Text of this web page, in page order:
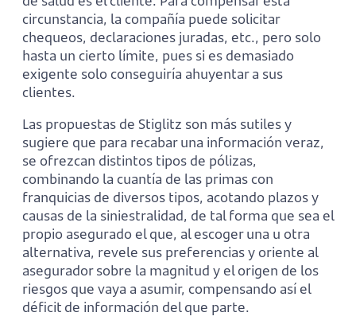
circunstancia, la compañía puede solicitar
chequeos, declaraciones juradas, etc., pero solo
hasta un cierto límite, pues si es demasiado
exigente solo conseguiría ahuyentar a sus
clientes.
Las propuestas de Stiglitz son más sutiles y
sugiere que para recabar una información veraz,
se ofrezcan distintos tipos de pólizas,
combinando la cuantía de las primas con
franquicias de diversos tipos, acotando plazos y
causas de la siniestralidad, de tal forma que sea el
propio asegurado el que, al escoger una u otra
alternativa, revele sus preferencias y oriente al
asegurador sobre la magnitud y el origen de los
riesgos que vaya a asumir, compensando así el
déficit de información del que parte.